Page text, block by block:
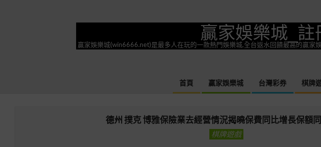
贏家娛樂城_
贏家娛樂城(win6666.net)是最多人在玩的一款熱門娛樂城,全台返水回饋最高的贏
首頁 贏家娛樂城 台灣彩券 棋牌
德州 撲克 博雅保險業去經營情況揭曉保費同比增長保額
棋牌遊戲